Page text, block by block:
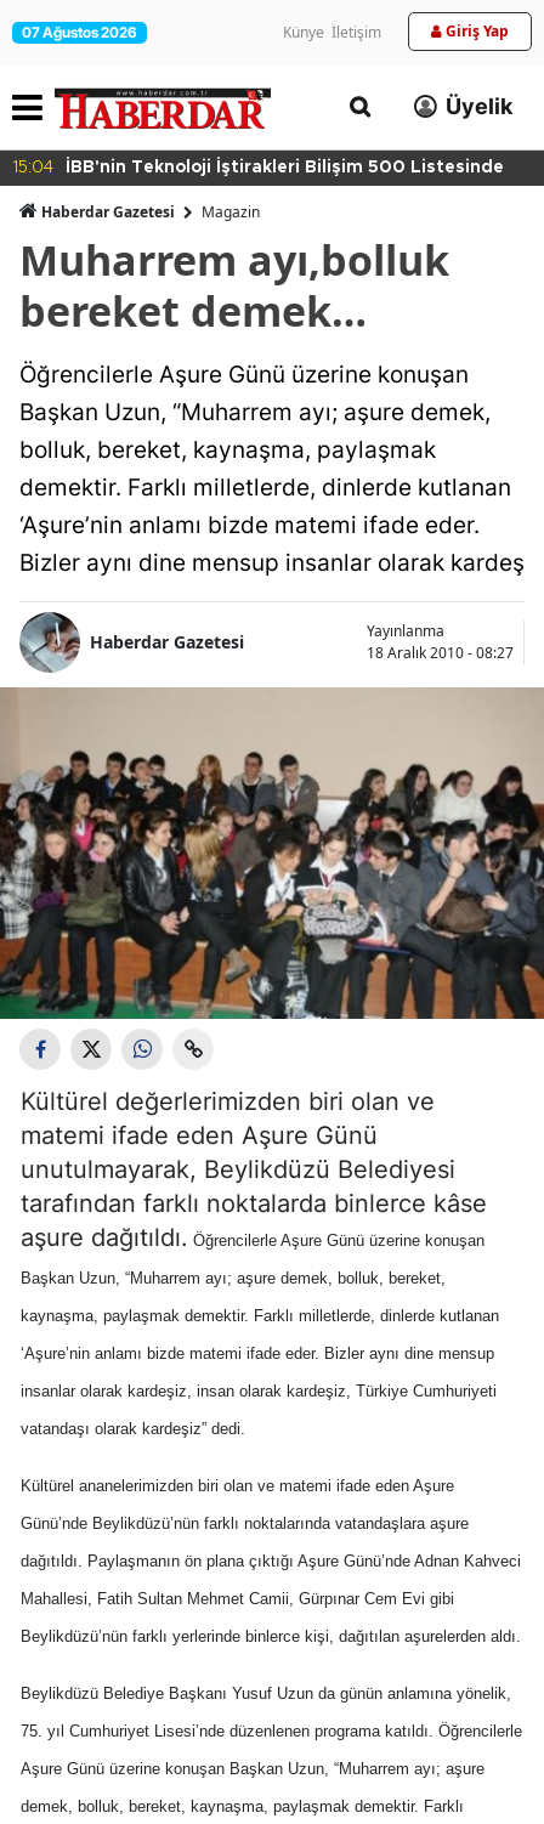
07 Ağustos 2026 Künye İletişim Giriş Yap
Üyelik
15:04 İBB'nin Teknoloji İştirakleri Bilişim 500 Listesinde
Haberdar Gazetesi Magazin
Muharrem ayı,bolluk
bereket demek…
Öğrencilerle Aşure Günü üzerine konuşan
Başkan Uzun, “Muharrem ayı; aşure demek,
bolluk, bereket, kaynaşma, paylaşmak
demektir. Farklı milletlerde, dinlerde kutlanan
‘Aşure’nin anlamı bizde matemi ifade eder.
Bizler aynı dine mensup insanlar olarak kardeş
Haberdar Gazetesi
Yayınlanma
18 Aralık 2010 - 08:27
Kültürel değerlerimizden biri olan ve
matemi ifade eden Aşure Günü
unutulmayarak, Beylikdüzü Belediyesi
tarafından farklı noktalarda binlerce kâse
aşure dağıtıldı. Öğrencilerle Aşure Günü üzerine konuşan
Başkan Uzun, “Muharrem ayı; aşure demek, bolluk, bereket,
kaynaşma, paylaşmak demektir. Farklı milletlerde, dinlerde kutlanan
‘Aşure’nin anlamı bizde matemi ifade eder. Bizler aynı dine mensup
insanlar olarak kardeşiz, insan olarak kardeşiz, Türkiye Cumhuriyeti
vatandaşı olarak kardeşiz” dedi.
Kültürel ananelerimizden biri olan ve matemi ifade eden Aşure
Günü’nde Beylikdüzü’nün farklı noktalarında vatandaşlara aşure
dağıtıldı. Paylaşmanın ön plana çıktığı Aşure Günü’nde Adnan Kahveci
Mahallesi, Fatih Sultan Mehmet Camii, Gürpınar Cem Evi gibi
Beylikdüzü’nün farklı yerlerinde binlerce kişi, dağıtılan aşurelerden aldı.
Beylikdüzü Belediye Başkanı Yusuf Uzun da günün anlamına yönelik,
75. yıl Cumhuriyet Lisesi’nde düzenlenen programa katıldı. Öğrencilerle
Aşure Günü üzerine konuşan Başkan Uzun, “Muharrem ayı; aşure
demek, bolluk, bereket, kaynaşma, paylaşmak demektir. Farklı